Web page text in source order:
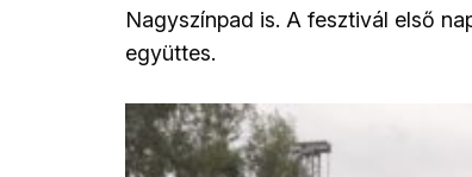
Nagyszínpad is. A fesztivál első
együttes.